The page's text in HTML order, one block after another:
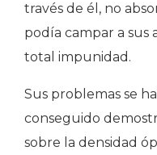
través de él, no
podía campar a sus
total impunidad.
Sus problemas se
conseguido
sobre la densidad